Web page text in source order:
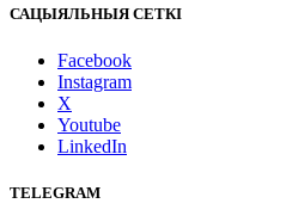
САЦЫЯЛЬНЫЯ СЕТКІ
Facebook
Instagram
X
Youtube
LinkedIn
TELEGRAM